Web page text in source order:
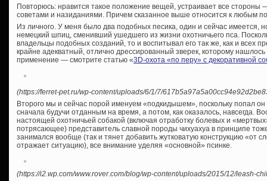
Повторюсь: нравится такое положение вещей, устраивает все стороны
советами и назиданиями. Причем сказанное выше относится к любым
Из личного. У меня было два подобных песика, один и сейчас
немецкий шпиц, сменивший ушедшего из жизни охотничьего пса.
владельцы подобных созданий, то и воспитывал его так же, как и всех
крайне адекватный, отлично дрессированный зверек, которому
применение — смотрите статью «3D-охота «по перу» с декоративной
(https://ferret-pet.ru/wp-content/uploads/6/1/7/
Второго мы и сейчас порой именуем «подкидышем», поскольку попал он
сначала будучи отданным на время, а потом, как оказалось, навсегда.
настоящей охотничьей собакой (включая отработку болевых и
потрясающее) представитель славной породы чихуахуа в принципе
занимался вообще (так и тянет добавить жутковатую конструкцию «от
отражает ситуацию), все внимание уделяя «основной» псинке.
(https://i2.wp.com/www.rover.com/blog/wp-content/uploads/2015/12/leash-